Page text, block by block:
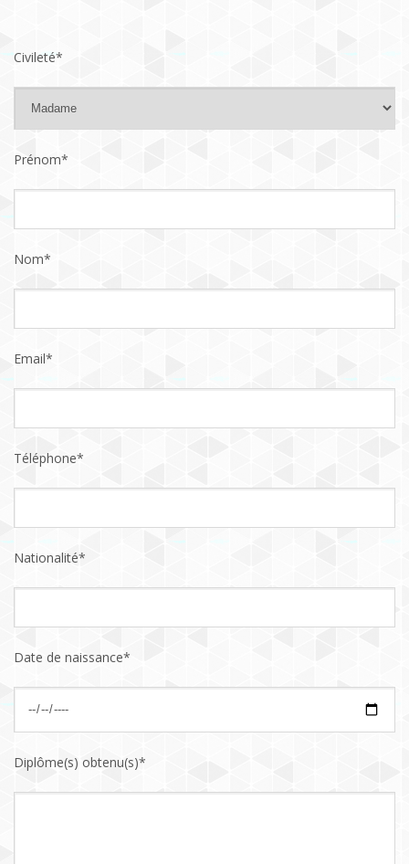
Civileté*
Prénom*
Nom*
Email*
Téléphone*
Nationalité*
Date de naissance*
Diplôme(s) obtenu(s)*